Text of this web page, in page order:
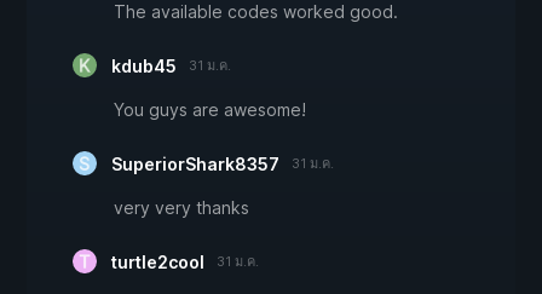
The available codes worked good.
kdub45 31 ม.ค.
You guys are awesome!
SuperiorShark8357 31 ม.ค.
very very thanks
turtle2cool 31 ม.ค.